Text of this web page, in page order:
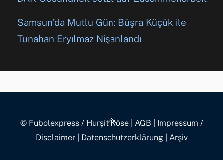
Samsun’da Mutlu Gün: Büşra Küçük ile
Tunahan Eryılmaz Nişanlandı
Back
To
© Fubolexpress / Hurşit Köse| AGB
Impressum /
Disclaimer| Datenschutzerklärung| Arşiv